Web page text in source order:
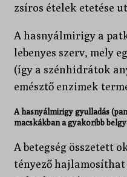
zsíros ételek etetése
A hasnyálmirigy a
lebenyes szerv, mely
(így a szénhidrátok
emésztő enzimek
A hasnyálmirigy gyulladás
macskákban a gyakoribb
A betegség összetett
tényező